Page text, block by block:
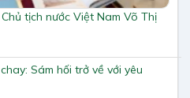
tịch nước Việt Nam Võ Thị
Sám hối trở về với yêu